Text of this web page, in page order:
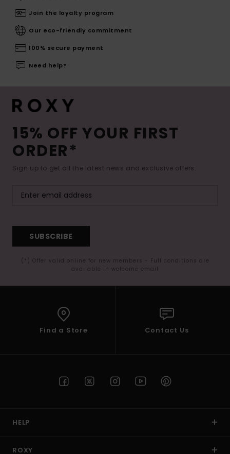
Join the loyalty program
Our eco-friendly commitment
100% secure payment
Need help?
15% OFF YOUR FIRST
ORDER*
Sign up to get all the latest news and exclusive offers.
SUBSCRIBE
(*) Offer valid online for new members - Full conditions are
available in welcome email
Find a Store Contact Us
HELP
ROXY